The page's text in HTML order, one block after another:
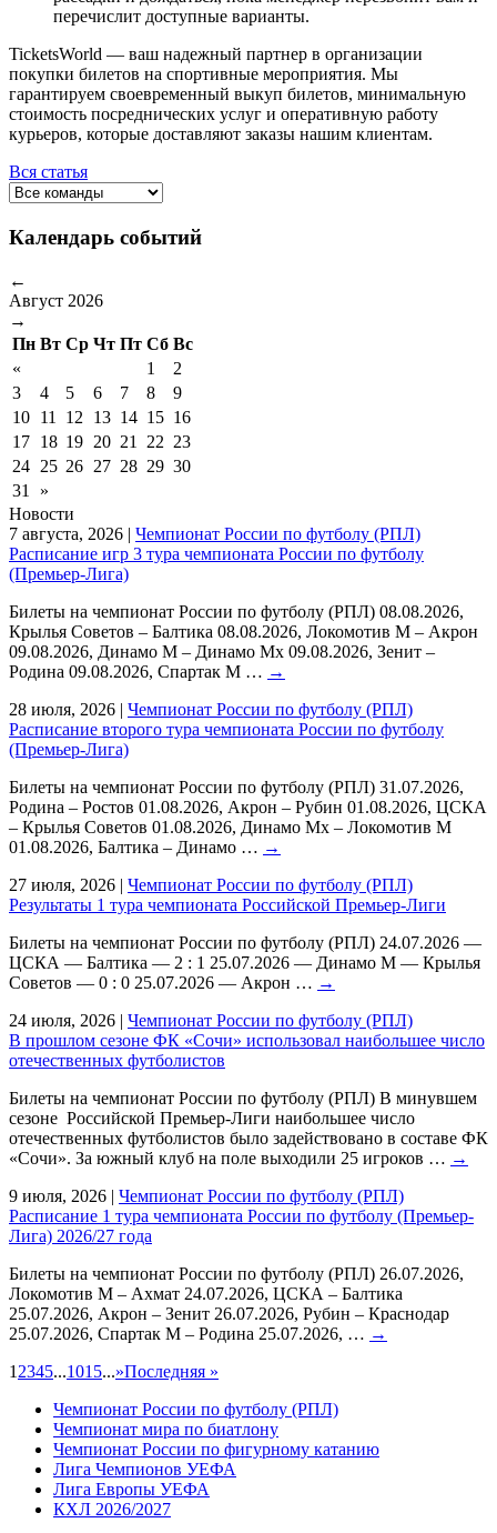
перечислит доступные варианты.
TicketsWorld — ваш надежный партнер в организации
покупки билетов на спортивные мероприятия. Мы
гарантируем своевременный выкуп билетов, минимальную
стоимость посреднических услуг и оперативную работу
курьеров, которые доставляют заказы нашим клиентам.
Вся статья
Календарь событий
←
Август 2026
→
Пн Вт Ср Чт Пт Сб Вс
«
1
2
3
4 5 6 7 8
9
10 11 12 13 14 15 16
17 18 19 20 21 22 23
24 25 26 27 28 29 30
31
»
Новости
7 августа, 2026 | Чемпионат России по футболу (РПЛ)
Расписание игр 3 тура чемпионата России по футболу
(Премьер-Лига)
Билеты на чемпионат России по футболу (РПЛ) 08.08.2026,
Крылья Советов – Балтика 08.08.2026, Локомотив М – Акрон
09.08.2026, Динамо М – Динамо Мх 09.08.2026, Зенит –
Родина 09.08.2026, Спартак М … →
28 июля, 2026 | Чемпионат России по футболу (РПЛ)
Расписание второго тура чемпионата России по футболу
(Премьер-Лига)
Билеты на чемпионат России по футболу (РПЛ) 31.07.2026,
Родина – Ростов 01.08.2026, Акрон – Рубин 01.08.2026, ЦСКА
– Крылья Советов 01.08.2026, Динамо Мх – Локомотив М
01.08.2026, Балтика – Динамо … →
27 июля, 2026 | Чемпионат России по футболу (РПЛ)
Результаты 1 тура чемпионата Российской Премьер-Лиги
Билеты на чемпионат России по футболу (РПЛ) 24.07.2026 —
ЦСКА — Балтика — 2 : 1 25.07.2026 — Динамо М — Крылья
Советов — 0 : 0 25.07.2026 — Акрон … →
24 июля, 2026 | Чемпионат России по футболу (РПЛ)
В прошлом сезоне ФК «Сочи» использовал наибольшее число
отечественных футболистов
Билеты на чемпионат России по футболу (РПЛ) В минувшем
сезоне Российской Премьер-Лиги наибольшее число
отечественных футболистов было задействовано в составе ФК
«Сочи». За южный клуб на поле выходили 25 игроков … →
9 июля, 2026 | Чемпионат России по футболу (РПЛ)
Расписание 1 тура чемпионата России по футболу (Премьер-
Лига) 2026/27 года
Билеты на чемпионат России по футболу (РПЛ) 26.07.2026,
Локомотив М – Ахмат 24.07.2026, ЦСКА – Балтика
25.07.2026, Акрон – Зенит 26.07.2026, Рубин – Краснодар
25.07.2026, Спартак М – Родина 25.07.2026, … →
1 2345...1015...»Последняя »
Чемпионат России по футболу (РПЛ)
Чемпионат мира по биатлону
Чемпионат России по фигурному катанию
Лига Чемпионов УЕФА
Лига Европы УЕФА
КХЛ 2026/2027